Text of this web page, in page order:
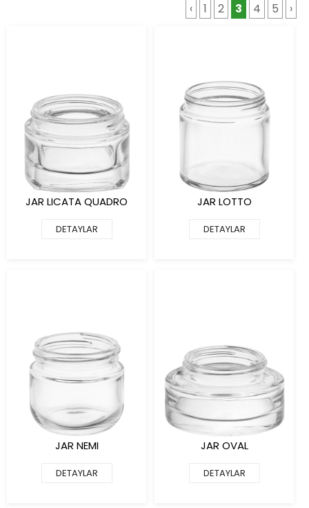
‹ 1 2 3 4 5 ›
JAR LICATA QUADRO
DETAYLAR
JAR LOTTO
DETAYLAR
JAR NEMI
DETAYLAR
JAR OVAL
DETAYLAR